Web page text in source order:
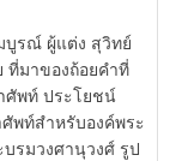
บูรณ์ ผู้แต่ง สุวิทย์
ที่มาของถ้อยคำที่
ศัพท์ ประโยชน์
พท์สำหรับองค์พระ
รมวงศานุวงศ์ รูป